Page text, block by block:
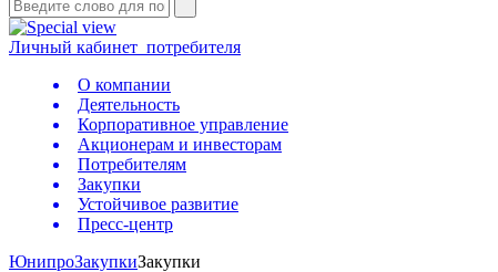
Личный кабинет потребителя
О компании
Деятельность
Корпоративное управление
Акционерам и инвесторам
Потребителям
Закупки
Устойчивое развитие
Пресс-центр
ЮнипроЗакупкиЗакупки